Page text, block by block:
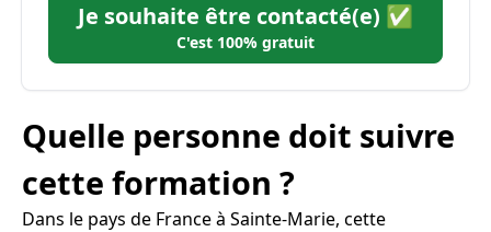
Je souhaite être contacté(e) ✅
C'est 100% gratuit
Quelle personne doit suivre
cette formation ?
Dans le pays de France à Sainte-Marie, cette